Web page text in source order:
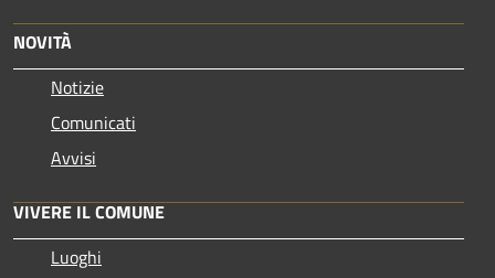
NOVITÀ
Notizie
Comunicati
Avvisi
VIVERE IL COMUNE
Luoghi